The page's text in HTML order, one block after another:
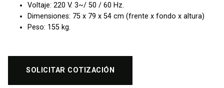
Voltaje: 220 V. 3~/ 50 / 60 Hz.
Dimensiones: 75 x 79 x 54 cm (frente x fondo x altura)
Peso: 155 kg.
SOLICITAR COTIZACIÓN